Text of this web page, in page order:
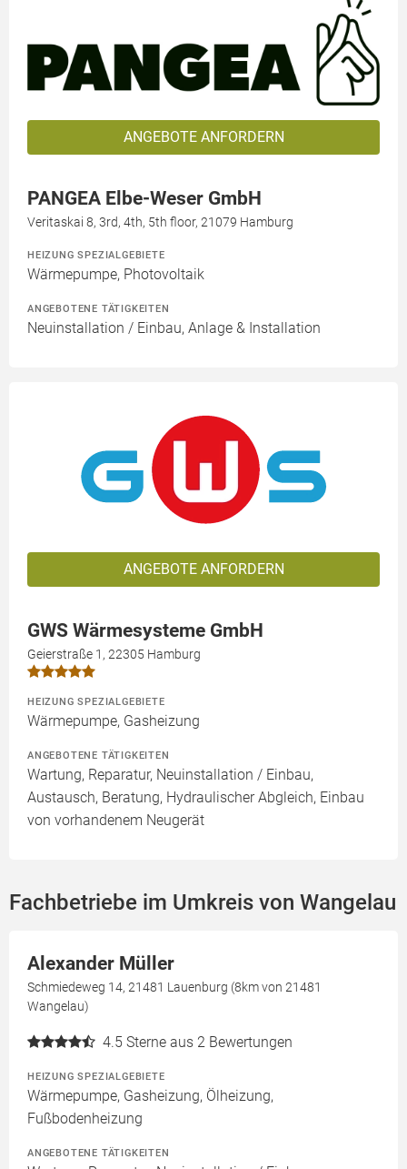
ANGEBOTE ANFORDERN
PANGEA Elbe-Weser GmbH
Veritaskai 8, 3rd, 4th, 5th floor, 21079 Hamburg
HEIZUNG SPEZIALGEBIETE
Wärmepumpe, Photovoltaik
ANGEBOTENE TÄTIGKEITEN
Neuinstallation / Einbau, Anlage & Installation
ANGEBOTE ANFORDERN
GWS Wärmesysteme GmbH
Geierstraße 1, 22305 Hamburg
HEIZUNG SPEZIALGEBIETE
Wärmepumpe, Gasheizung
ANGEBOTENE TÄTIGKEITEN
Wartung, Reparatur, Neuinstallation / Einbau,
Austausch, Beratung, Hydraulischer Abgleich, Einbau
von vorhandenem Neugerät
Fachbetriebe im Umkreis von Wangelau
Alexander Müller
Schmiedeweg 14, 21481 Lauenburg (8km von 21481
Wangelau)
4.5 Sterne aus 2 Bewertungen
HEIZUNG SPEZIALGEBIETE
Wärmepumpe, Gasheizung, Ölheizung,
Fußbodenheizung
ANGEBOTENE TÄTIGKEITEN